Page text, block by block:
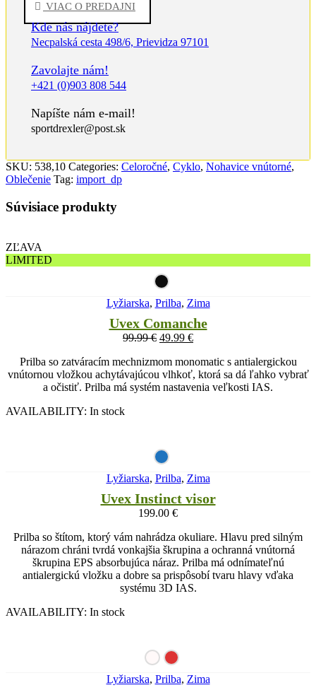
VIAC O PREDAJNI
Kde nás nájdete?
Necpalská cesta 498/6, Prievidza 97101
Zavolajte nám!
+421 (0)903 808 544
Napíšte nám e-mail!
sportdrexler@post.sk
SKU: 538,10 Categories: Celoročné, Cyklo, Nohavice vnútorné,
Oblečenie Tag: import_dp
Súvisiace produkty
ZĽAVA
LIMITED
Lyžiarska, Prilba, Zima
Uvex Comanche
99.99€ 49.99 €
Prilba so zatváracím mechnizmom monomatic s antialergickou
vnútornou vložkou achytávajúcou vlhkoť, ktorá sa dá ľahko vybrať
a očistiť. Prilba má systém nastavenia veľkosti IAS.
AVAILABILITY: In stock
Lyžiarska, Prilba, Zima
Uvex Instinct visor
199.00 €
Prilba so štítom, ktorý vám nahrádza okuliare. Hlavu pred silným
nárazom chráni tvrdá vonkajšia škrupina a ochranná vnútorná
škrupina EPS absorbujúca náraz. Prilba má odnímateľnú
antialergickú vložku a dobre sa prispôsobí tvaru hlavy vďaka
systému 3D IAS.
AVAILABILITY: In stock
Lyžiarska, Prilba, Zima